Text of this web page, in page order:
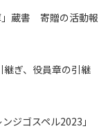
」蔵書 寄贈の活動報
ぎ、役員章の引継
ジゴスペル2023」